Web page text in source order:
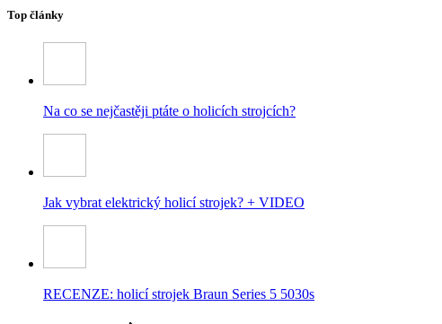
Top články
Na co se nejčastěji ptáte o holicích strojcích?
Jak vybrat elektrický holicí strojek? + VIDEO
RECENZE: holicí strojek Braun Series 5 5030s